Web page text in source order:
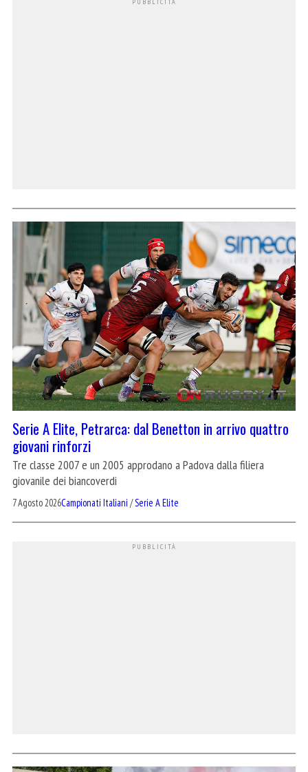
Serie A Elite, Petrarca: dal Benetton in arrivo quattro
giovani rinforzi
Tre classe 2007 e un 2005 approdano a Padova dalla filiera
giovanile dei biancoverdi
7 Agosto 2026Campionati Italiani /Serie A Elite